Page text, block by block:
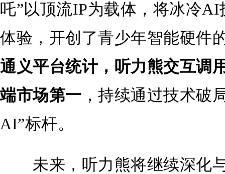
吒”以顶流IP为载体，将冰冷
体验，开创了青少年智能硬件
通义平台统计，听力熊交互调
端市场第一 ，持续通过技术破
AI”标杆。
未来，听力熊将继续深化